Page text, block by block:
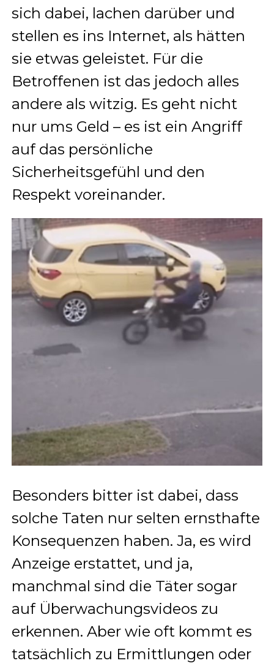
sich dabei, lachen darüber und
stellen es ins Internet, als hätten
sie etwas geleistet. Für die
Betroffenen ist das jedoch alles
andere als witzig. Es geht nicht
nur ums Geld – es ist ein Angriff
auf das persönliche
Sicherheitsgefühl und den
Respekt voreinander.
Besonders bitter ist dabei, dass
solche Taten nur selten ernsthafte
Konsequenzen haben. Ja, es wird
Anzeige erstattet, und ja,
manchmal sind die Täter sogar
auf Überwachungsvideos zu
erkennen. Aber wie oft kommt es
tatsächlich zu Ermittlungen oder